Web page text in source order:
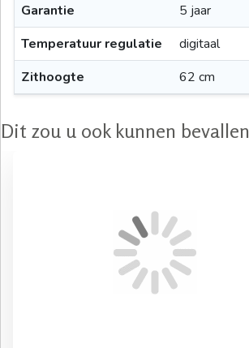
Garantie
5 jaar
Temperatuur regulatie
digitaal
Zithoogte
62 cm
Dit zou u ook kunnen bevallen